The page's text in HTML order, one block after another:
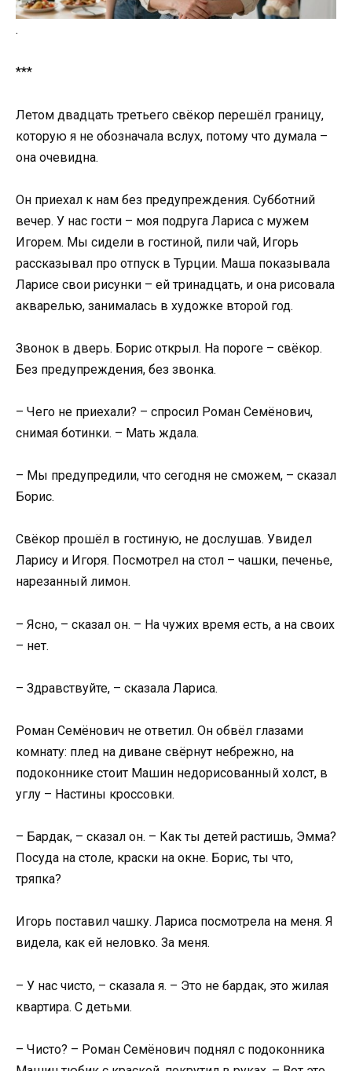
.
***
Летом двадцать третьего свёкор перешёл границу,
которую я не обозначала вслух, потому что думала –
она очевидна.
Он приехал к нам без предупреждения. Субботний
вечер. У нас гости – моя подруга Лариса с мужем
Игорем. Мы сидели в гостиной, пили чай, Игорь
рассказывал про отпуск в Турции. Маша показывала
Ларисе свои рисунки – ей тринадцать, и она рисовала
акварелью, занималась в художке второй год.
Звонок в дверь. Борис открыл. На пороге – свёкор.
Без предупреждения, без звонка.
– Чего не приехали? – спросил Роман Семёнович,
снимая ботинки. – Мать ждала.
– Мы предупредили, что сегодня не сможем, – сказал
Борис.
Свёкор прошёл в гостиную, не дослушав. Увидел
Ларису и Игоря. Посмотрел на стол – чашки, печенье,
нарезанный лимон.
– Ясно, – сказал он. – На чужих время есть, а на своих
– нет.
– Здравствуйте, – сказала Лариса.
Роман Семёнович не ответил. Он обвёл глазами
комнату: плед на диване свёрнут небрежно, на
подоконнике стоит Машин недорисованный холст, в
углу – Настины кроссовки.
– Бардак, – сказал он. – Как ты детей растишь, Эмма?
Посуда на столе, краски на окне. Борис, ты что,
тряпка?
Игорь поставил чашку. Лариса посмотрела на меня. Я
видела, как ей неловко. За меня.
– У нас чисто, – сказала я. – Это не бардак, это жилая
квартира. С детьми.
– Чисто? – Роман Семёнович поднял с подоконника